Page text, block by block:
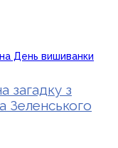
загадку з
Зеленського